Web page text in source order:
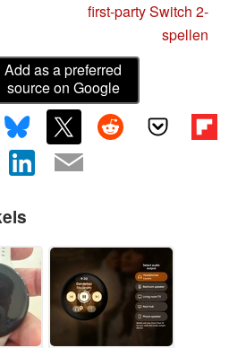
first-party Switch 2-
spellen
Add as a preferred
source on Google